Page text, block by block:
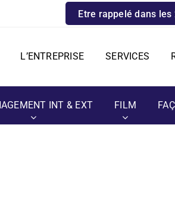
Etre rappelé dans les
L’ENTREPRISE SERVICES
INT & EXT FILM